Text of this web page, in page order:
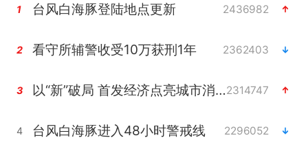
1 台风白海豚登陆地点更新 2436982
2 看守所辅警收受10万获刑1年 2362403
3 以“新”破局 首发经济点亮城市消费活力2314747
4 台风白海豚进入48小时警戒线 2296052